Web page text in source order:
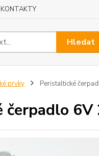
KONTAKTY
Hledat
prvky Peristaltické
čerpadlo 6V